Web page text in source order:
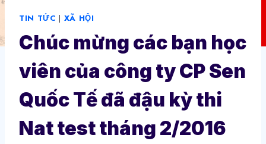
TIN TỨC | XÃ HỘI
Chúc mừng các bạn học
viên của công ty CP Sen
Quốc Tế đã đậu kỳ thi
Nat test tháng 2/2016